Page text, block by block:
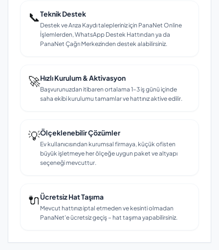
📞Teknik Destek
Destek ve Arıza Kaydı talepleriniz için PanaNet Online
İşlemlerden, WhatsApp Destek Hattından ya da
PanaNet Çağrı Merkezinden destek alabilirsiniz.
🚀Hızlı Kurulum & Aktivasyon
Başvurunuzdan itibaren ortalama 1–3 iş günü içinde
saha ekibi kurulumu tamamlar ve hattınız aktive edilir.
💡Ölçeklenebilir Çözümler
Ev kullanıcısından kurumsal firmaya, küçük ofisten
büyük işletmeye her ölçeğe uygun paket ve altyapı
seçeneği mevcuttur.
🔌Ücretsiz Hat Taşıma
Mevcut hattınızı iptal etmeden ve kesinti olmadan
PanaNet'e ücretsiz geçiş – hat taşıma yapabilirsiniz.